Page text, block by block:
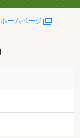
ームページ